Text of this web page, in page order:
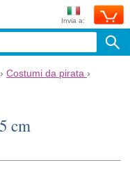
Invia a:
› Costumi da pirata ›
cm